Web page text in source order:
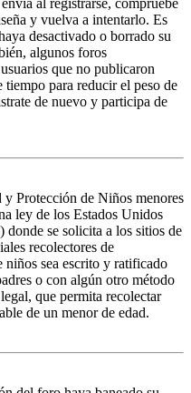
y vuelva a intentarlo. Es
desactivado o borrado su
algunos foros
que no publicaron
para reducir el peso de
de nuevo y participa de
Protección de Niños menores
ley de los Estados Unidos
donde se solicita a los sitios de
recolectores de
sea escrito y ratificado
o con algún otro método
que permita recolectar
de un menor de edad.